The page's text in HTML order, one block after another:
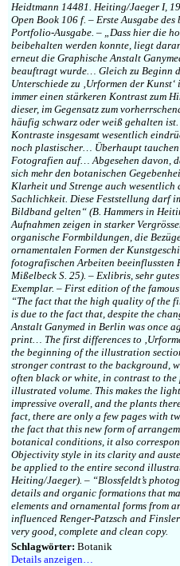
Heidtmann 14481. Heiting/Jaeger I,
Open Book 106 f. – Erste Ausgabe
Portfolio-Ausgabe. – „Dass hier die
beibehalten werden konnte, liegt
erneut die Graphische Anstalt
beauftragt wurde… Gleich zu Beginn
Unterschiede zu ‚Urformen der
immer einen stärkeren Kontrast zum
dieser, im Gegensatz zum
häufig schwarz oder weiß gehalten
Kontraste insgesamt wesentlich
noch plastischer… Überhaupt
Fotografien auf… Abgesehen davon,
sich mehr den botanischen
Klarheit und Strenge auch wesentlich
Sachlichkeit. Diese Feststellung darf
Bildband gelten“ (B. Hammers in
Aufnahmen zeigen in starker
organische Formbildungen, die
ornamentalen Formen der
fotografischen Arbeiten beeinflussten
Mißelbeck S. 25). – Exlibris, sehr
Exemplar. – First edition of the
“The fact that the high quality of the
is due to the fact that, despite the
Anstalt Ganymed in Berlin was once
print… The first differences to
the beginning of the illustration
stronger contrast to the background,
often black or white, in contrast to
illustrated volume. This makes the
impressive overall, and the plants
fact, there are only a few pages with
the fact that this new form of
botanical conditions, it also
Objectivity style in its clarity and
be applied to the entire second
Heiting/Jaeger). – “Blossfeldt’s
details and organic formations that
elements and ornamental forms from
influenced Renger-Patzsch and
very good, complete and clean copy.
Schlagwörter: Botanik
Details anzeigen…